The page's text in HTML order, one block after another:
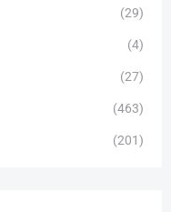
(29)
(4)
(27)
(463)
(201)